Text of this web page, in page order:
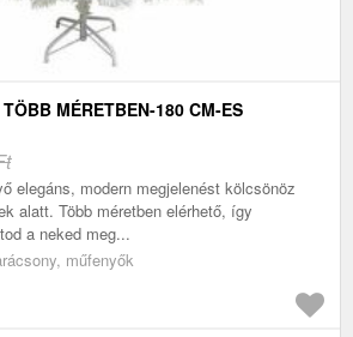
MÉRETBEN-180 CM-ES
elegáns, modern megjelenést kölcsönöz
alatt. Több méretben elérhető, így
a neked meg...
műfenyők